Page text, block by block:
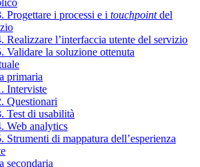
Progettare i processi e i touchpointdel
Realizzare l’interfaccia utente del servizio
Validare la soluzione ottenuta
primaria
Interviste
Questionari
Test di usabilità
Web analytics
Strumenti di mappatura dell’esperienza
secondaria